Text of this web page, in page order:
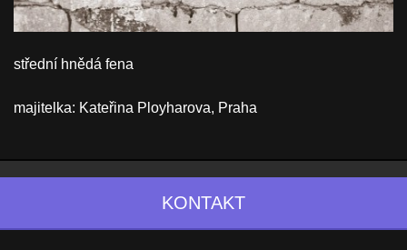
střední hnědá fena
majitelka: Kateřina Ployharova, Praha
KONTAKT